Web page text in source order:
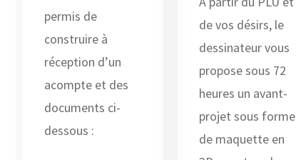
permis de
construire à
réception d’un
acompte et des
documents ci-
dessous :
de vos désirs, le
dessinateur vous
propose sous 72
heures un avant-
projet sous forme
de maquette en